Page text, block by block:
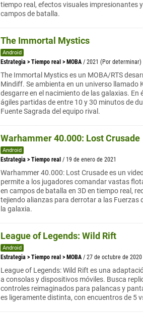
tiempo real, efectos visuales impresionantes
campos de batalla.
The Immortal Mystics
Android
Estrategia > Tiempo real > MOBA / 2021 (Por determinar)
The Immortal Mystics es un MOBA/RTS
Mindiff. Se ambienta en un universo llamado
desgarre en el nacimiento de las galaxias. En
ágiles partidas de entre 10 y 30 minutos de
Fuente Sagrada del equipo rival.
Warhammer 40.000: Lost Crusade
Android
Estrategia > Tiempo real / 19 de enero de 2021
Warhammer 40.000: Lost Crusade es un
permite a los jugadores comandar vastas
en campos de batalla en 3D en tiempo real,
tejiendo alianzas para derrotar a las Fuerzas
la galaxia.
League of Legends: Wild Rift
Android
Estrategia > Tiempo real > MOBA / 27 de octubre de 2020
League of Legends: Wild Rift es una
a consolas y dispositivos móviles. Busca
controles reimaginados para palancas y
es ligeramente distinta, con encuentros de 5